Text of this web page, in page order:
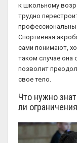
к школьному
трудно
Спортивная
сами понимают,
таком случае она
позволит
свое тело.
Что нужно
ли